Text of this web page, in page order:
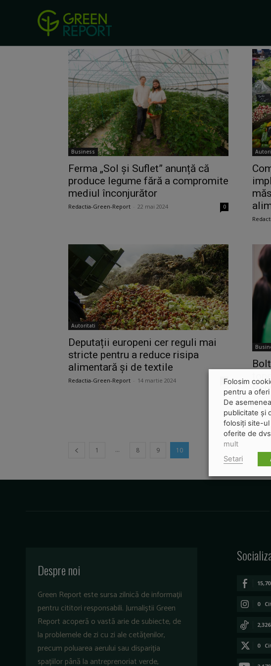
Acasă Siguranta alimentara
Siguranta alimentara
Business
Ferma „Sol și Suflet” anunță că
produce legume fără a compromite
mediul înconjurător
Redactia-Green-Report 22 mai 2024 0
Autoritati
Deputații europeni cer reguli mai
stricte pentru a reduce risipa
alimentară și de textile
Redactia-Green-Report 14 martie 2024 0
1 ... 8 9 10
Despre noi
Green Report este sursa zilnică de informații
pentru cititori responsabili. Jurnaliștii Green
Report acoperă o vastă arie de subiecte, de
la problemele de zi cu zi ale cetățenilor,
precum poluarea aerului sau dispariția
spațiilor până la antreprenoriat verde,
0
2,326
0
Folosim
pentru a
De
publicitate și
folosiți site-ul
oferite de
mult
Setari